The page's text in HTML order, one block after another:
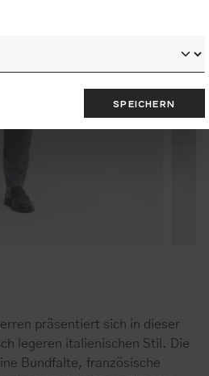
präsentiert sich in dieser
legeren italienischen Stil. Die
Bundfalte, französische
SPEICHERN